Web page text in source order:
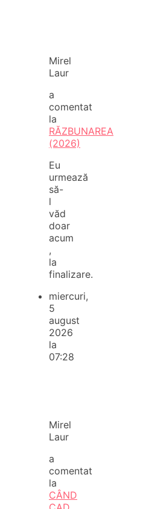
Mirel
Laur
a
comentat
la
RĂZBUNAREA
(2026)
Eu
urmează
să-
l
văd
doar
acum
,
la
finalizare.
miercuri,
5
august
2026
la
07:28
Mirel
Laur
a
comentat
la
CÂND